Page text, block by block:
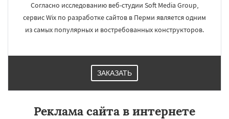
Согласно исследованию веб-студии Soft Media Group,
сервис Wix по разработке сайтов в Перми является одним
из самых популярных и востребованных конструкторов.
ЗАКАЗАТЬ
Реклама сайта в интернете